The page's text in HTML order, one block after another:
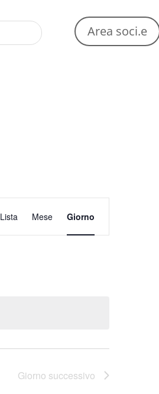
Area soci.e
Evento
Viste
Navigazione
Lista Mese Giorno
Giorno successivo